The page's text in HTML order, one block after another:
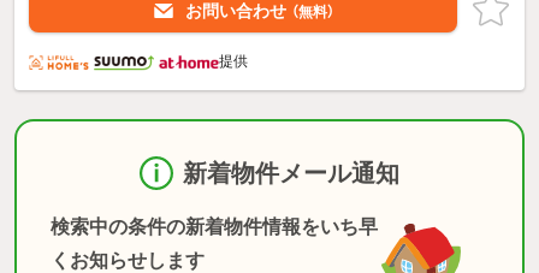
お問い合わせ （無料）
提供
新着物件メール通知
検索中の条件の新着物件情報をいち早
くお知らせします